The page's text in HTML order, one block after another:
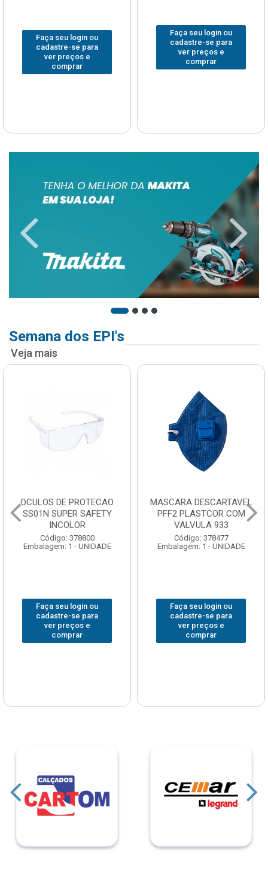
Faça seu login ou
cadastre-se para
ver preços e
comprar
Faça seu login ou
cadastre-se para
ver preços e
comprar
Semana dos EPI's
Veja mais
OCULOS DE PROTECAO
SS01N SUPER SAFETY
INCOLOR
Código: 378800
Embalagem: 1 - UNIDADE
Faça seu login ou
cadastre-se para
ver preços e
comprar
MASCARA DESCARTAVEL
PFF2 PLASTCOR COM
VALVULA 933
Código: 378477
Embalagem: 1 - UNIDADE
Faça seu login ou
cadastre-se para
ver preços e
comprar